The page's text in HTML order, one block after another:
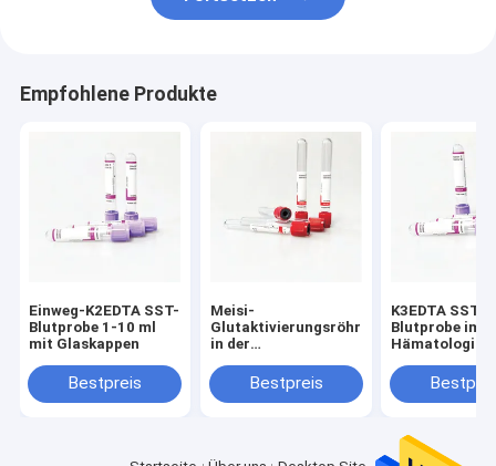
Empfohlene Produkte
Einweg-K2EDTA SST-
Blutprobe 1-10 ml
mit Glaskappen
Bestpreis
Meisi-
Glutaktivierungsröhrchen
in der
Bestpreis
K3EDTA SST-
Blutprobe im